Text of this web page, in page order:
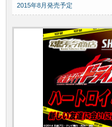
2015年8月発売予定